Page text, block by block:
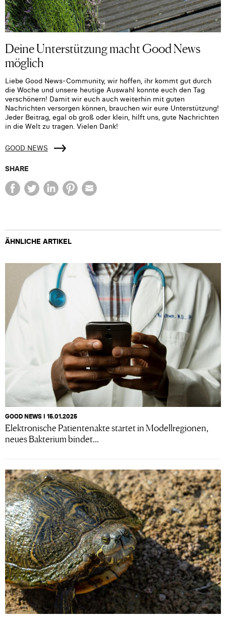
Deine Unterstützung macht Good News
möglich
Liebe Good News-Community, wir hoffen, ihr kommt gut durch
die Woche und unsere heutige Auswahl konnte euch den Tag
verschönern! Damit wir euch auch weiterhin mit guten
Nachrichten versorgen können, brauchen wir eure Unterstützung!
Jeder Beitrag, egal ob groß oder klein, hilft uns, gute Nachrichten
in die Welt zu tragen. Vielen Dank!
GOOD NEWS
SHARE
ÄHNLICHE ARTIKEL
GOOD NEWS I 15.01.2025
Elektronische Patientenakte startet in Modellregionen,
neues Bakterium bindet...